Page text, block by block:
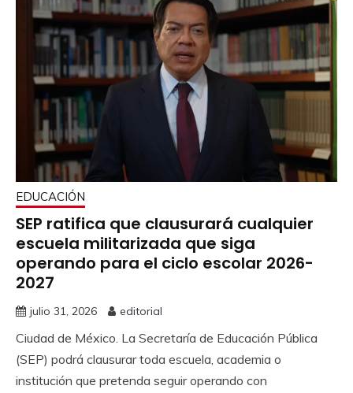
EDUCACIÓN
SEP ratifica que clausurará cualquier
escuela militarizada que siga
operando para el ciclo escolar 2026-
2027
julio 31, 2026 editorial
Ciudad de México. La Secretaría de Educación Pública
(SEP) podrá clausurar toda escuela, academia o
institución que pretenda seguir operando con